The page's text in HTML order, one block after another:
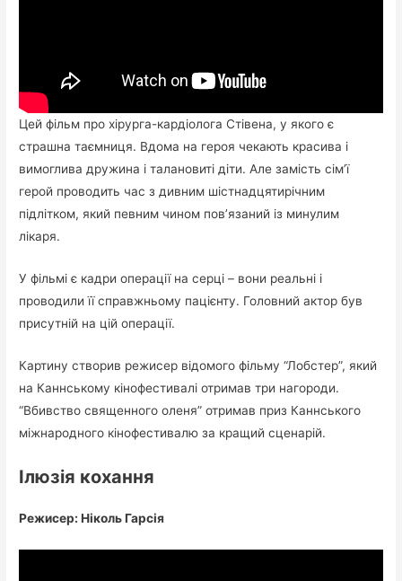
Цей фільм про хірурга-кардіолога Стівена, у якого є
страшна таємниця. Вдома на героя чекають красива і
вимоглива дружина і талановиті діти. Але замість сім’ї
герой проводить час з дивним шістнадцятирічним
підлітком, який певним чином пов’язаний із минулим
лікаря.
У фільмі є кадри операції на серці – вони реальні і
проводили її справжньому пацієнту. Головний актор був
присутній на цій операції.
Картину створив режисер відомого фільму “Лобстер”, який
на Каннському кінофестивалі отримав три нагороди.
“Вбивство священного оленя” отримав приз Каннського
міжнародного кінофестивалю за кращий сценарій.
Ілюзія кохання
Режисер: Ніколь Гарсія